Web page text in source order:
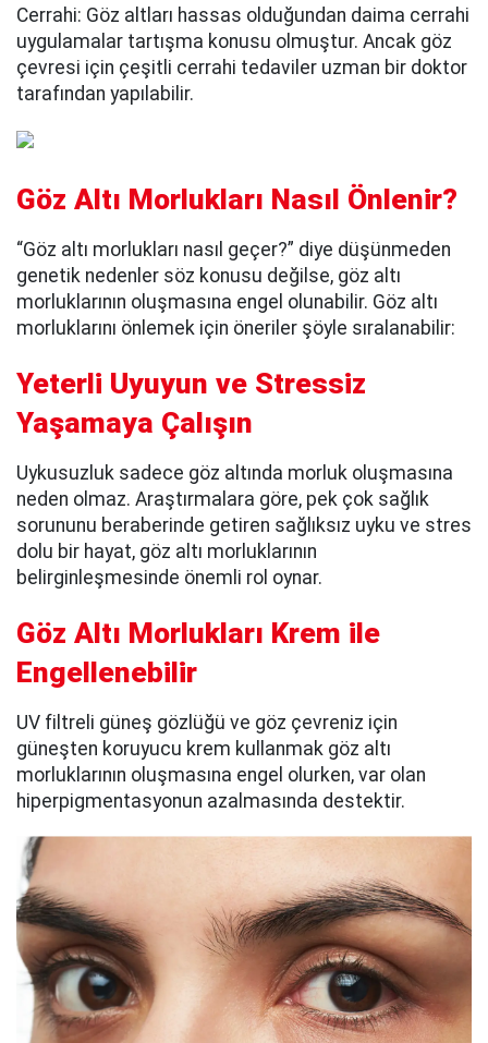
Cerrahi: Göz altları hassas olduğundan daima cerrahi
uygulamalar tartışma konusu olmuştur. Ancak göz
çevresi için çeşitli cerrahi tedaviler uzman bir doktor
tarafından yapılabilir.
Göz Altı Morlukları Nasıl Önlenir?
“Göz altı morlukları nasıl geçer?” diye düşünmeden
genetik nedenler söz konusu değilse, göz altı
morluklarının oluşmasına engel olunabilir. Göz altı
morluklarını önlemek için öneriler şöyle sıralanabilir:
Yeterli Uyuyun ve Stressiz
Yaşamaya Çalışın
Uykusuzluk sadece göz altında morluk oluşmasına
neden olmaz. Araştırmalara göre, pek çok sağlık
sorununu beraberinde getiren sağlıksız uyku ve stres
dolu bir hayat, göz altı morluklarının
belirginleşmesinde önemli rol oynar.
Göz Altı Morlukları Krem ile
Engellenebilir
UV filtreli güneş gözlüğü ve göz çevreniz için
güneşten koruyucu krem kullanmak göz altı
morluklarının oluşmasına engel olurken, var olan
hiperpigmentasyonun azalmasında destektir.